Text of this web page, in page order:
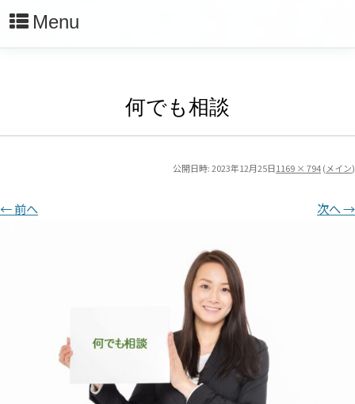
Menu
何でも相談
公開日時:2023年12月25日1169 × 794( メイン)
← 前へ 次へ →